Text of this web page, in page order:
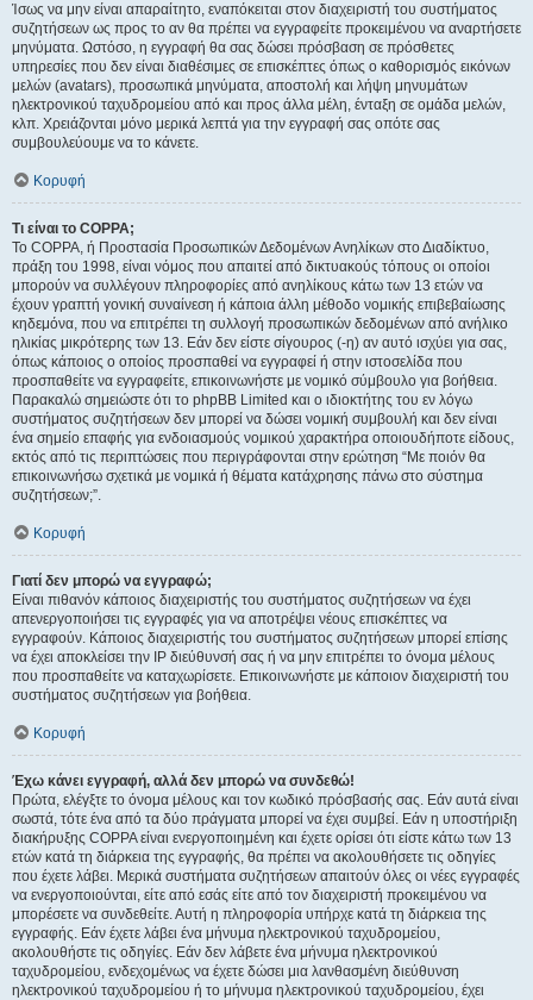
Ίσως να μην είναι απαραίτητο, εναπόκειται στον διαχειριστή του συστήματος
συζητήσεων ως προς το αν θα πρέπει να εγγραφείτε προκειμένου να αναρτήσετε
μηνύματα. Ωστόσο, η εγγραφή θα σας δώσει πρόσβαση σε πρόσθετες
υπηρεσίες που δεν είναι διαθέσιμες σε επισκέπτες όπως ο καθορισμός εικόνων
μελών (avatars), προσωπικά μηνύματα, αποστολή και λήψη μηνυμάτων
ηλεκτρονικού ταχυδρομείου από και προς άλλα μέλη, ένταξη σε ομάδα μελών,
κλπ. Χρειάζονται μόνο μερικά λεπτά για την εγγραφή σας οπότε σας
συμβουλεύουμε να το κάνετε.
Κορυφή
Τι είναι το COPPA;
Το COPPA, ή Προστασία Προσωπικών Δεδομένων Ανηλίκων στο Διαδίκτυο,
πράξη του 1998, είναι νόμος που απαιτεί από δικτυακούς τόπους οι οποίοι
μπορούν να συλλέγουν πληροφορίες από ανηλίκους κάτω των 13 ετών να
έχουν γραπτή γονική συναίνεση ή κάποια άλλη μέθοδο νομικής επιβεβαίωσης
κηδεμόνα, που να επιτρέπει τη συλλογή προσωπικών δεδομένων από ανήλικο
ηλικίας μικρότερης των 13. Εάν δεν είστε σίγουρος (-η) αν αυτό ισχύει για σας,
όπως κάποιος ο οποίος προσπαθεί να εγγραφεί ή στην ιστοσελίδα που
προσπαθείτε να εγγραφείτε, επικοινωνήστε με νομικό σύμβουλο για βοήθεια.
Παρακαλώ σημειώστε ότι το phpBB Limited και ο ιδιοκτήτης του εν λόγω
συστήματος συζητήσεων δεν μπορεί να δώσει νομική συμβουλή και δεν είναι
ένα σημείο επαφής για ενδοιασμούς νομικού χαρακτήρα οποιουδήποτε είδους,
εκτός από τις περιπτώσεις που περιγράφονται στην ερώτηση “Με ποιόν θα
επικοινωνήσω σχετικά με νομικά ή θέματα κατάχρησης πάνω στο σύστημα
συζητήσεων;”.
Κορυφή
Γιατί δεν μπορώ να εγγραφώ;
Είναι πιθανόν κάποιος διαχειριστής του συστήματος συζητήσεων να έχει
απενεργοποιήσει τις εγγραφές για να αποτρέψει νέους επισκέπτες να
εγγραφούν. Κάποιος διαχειριστής του συστήματος συζητήσεων μπορεί επίσης
να έχει αποκλείσει την IP διεύθυνσή σας ή να μην επιτρέπει το όνομα μέλους
που προσπαθείτε να καταχωρίσετε. Επικοινωνήστε με κάποιον διαχειριστή του
συστήματος συζητήσεων για βοήθεια.
Κορυφή
Έχω κάνει εγγραφή, αλλά δεν μπορώ να συνδεθώ!
Πρώτα, ελέγξτε το όνομα μέλους και τον κωδικό πρόσβασής σας. Εάν αυτά είναι
σωστά, τότε ένα από τα δύο πράγματα μπορεί να έχει συμβεί. Εάν η υποστήριξη
διακήρυξης COPPA είναι ενεργοποιημένη και έχετε ορίσει ότι είστε κάτω των 13
ετών κατά τη διάρκεια της εγγραφής, θα πρέπει να ακολουθήσετε τις οδηγίες
που έχετε λάβει. Μερικά συστήματα συζητήσεων απαιτούν όλες οι νέες εγγραφές
να ενεργοποιούνται, είτε από εσάς είτε από τον διαχειριστή προκειμένου να
μπορέσετε να συνδεθείτε. Αυτή η πληροφορία υπήρχε κατά τη διάρκεια της
εγγραφής. Εάν έχετε λάβει ένα μήνυμα ηλεκτρονικού ταχυδρομείου,
ακολουθήστε τις οδηγίες. Εάν δεν λάβετε ένα μήνυμα ηλεκτρονικού
ταχυδρομείου, ενδεχομένως να έχετε δώσει μια λανθασμένη διεύθυνση
ηλεκτρονικού ταχυδρομείου ή το μήνυμα ηλεκτρονικού ταχυδρομείου, έχει